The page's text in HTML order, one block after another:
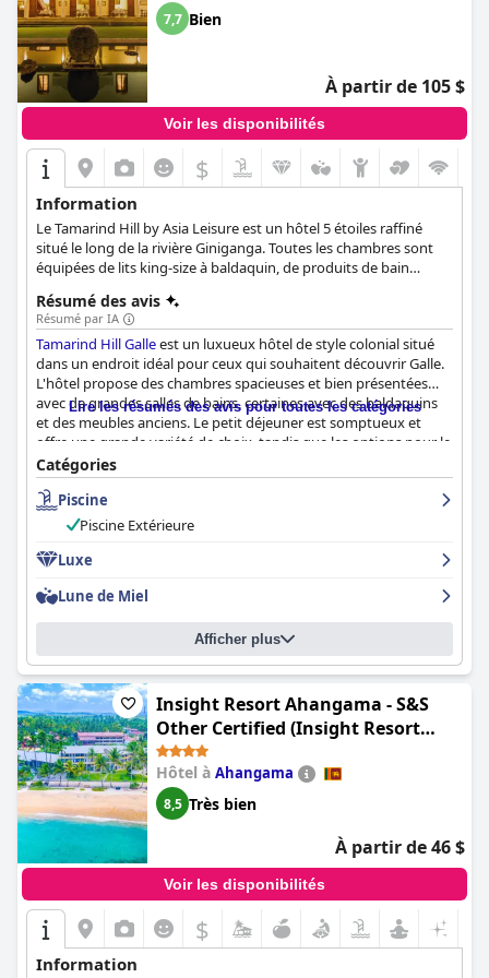
7,7 Bien
À partir de 105 $
Voir les disponibilités
$
Information
Le Tamarind Hill by Asia Leisure est un hôtel 5 étoiles raffiné
situé le long de la rivière Giniganga. Toutes les chambres sont
équipées de lits king-size à baldaquin, de produits de bain
d'un restaurant, d'un bar et d'un salon, mais le personnel se fera
un plaisir de vous servir des plats dans la cour ou au bord de la
piscine. Pour vos loisirs, une grande piscine est entourée d'une
nature tropicale. Le Tamarind Hill Spa propose de nombreux
soins et rituels pour vous aider à vous détendre et à vous
ressourcer. La propriété se trouve également à moins d'un
kilomètre du Fort de Galle, site classé au patrimoine mondial de
l'UNESCO. Le musée national, le phare de Galle et le manoir
historique se trouvent également à proximité.
Résumé des avis
Résumé par IA
Tamarind Hill Galleest un luxueux hôtel de style colonial situé
dans un endroit idéal pour ceux qui souhaitent découvrir Galle.
L'hôtel propose des chambres spacieuses et bien présentées
avec de grandes salles de bains, certaines avec des baldaquins
et des meubles anciens. Le petit déjeuner est somptueux et
offre une grande variété de choix, tandis que les options pour le
déjeuner et le dîner sont savoureuses et délectables. Le
personnel est exceptionnel, offrant un service attentif et
personnalisé. La piscine est un joyau caché, entourée de jardins
verdoyants et louée pour sa propreté et son entretien. La
notent que les chambres sont exceptionnellement propres.
donnera l'impression d'être choyé et gâté.
Lire les résumés des avis pour toutes les catégories
Catégories
Piscine
Piscine Extérieure
Luxe
Lune de Miel
Afficher plus
Insight Resort Ahangama - S&S
Other Certified (Insight Resort
Ahangama)
Hôtel à Ahangama
8,5 Très bien
À partir de 46 $
Voir les disponibilités
$
Information